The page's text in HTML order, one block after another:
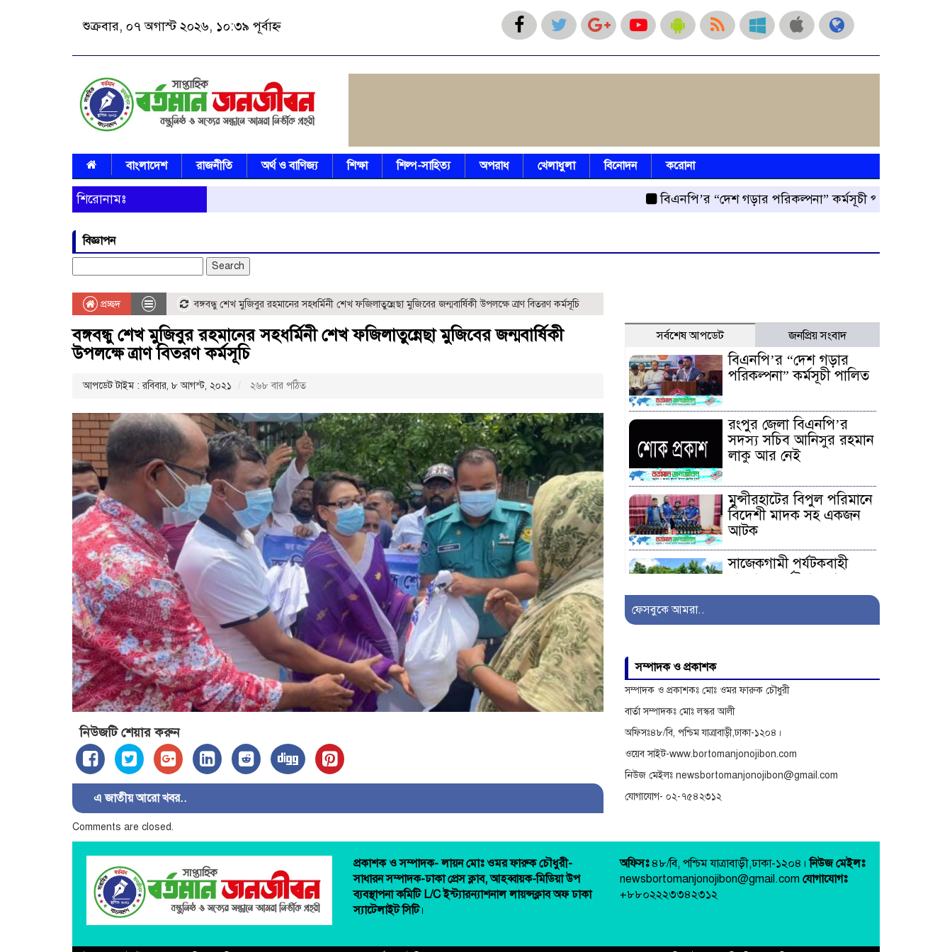
শুক্রবার, ০৭ অগাস্ট ২০২৬, ১০:৩৯ পূর্বাহ্ন
বাংলাদেশ রাজনীতি অর্থ ও বাণিজ্য শিক্ষা শিল্প-সাহিত্য অপরাধ খেলাধুলা বিনোদন করোনা
শিরোনামঃ বিএনপি’র “দেশ গড়ার পরিকল্পনা” কর্মসূচী পালিত
বিজ্ঞাপন
for:
প্রচ্ছদ বঙ্গবন্ধু শেখ মুজিবুর রহমানের সহধর্মিনী শেখ ফজিলাতুন্নেছা মুজিবের জন্মবার্ষিকী উপলক্ষে ত্রাণ বিতরণ কর্মসূচি
বঙ্গবন্ধু শেখ মুজিবুর রহমানের সহধর্মিনী শেখ ফজিলাতুন্নেছা মুজিবের জন্মবার্ষিকী
উপলক্ষে ত্রাণ বিতরণ কর্মসূচি
আপডেট টাইম : রবিবার, ৮ আগস্ট, ২০২১ ২৬৮ বার পঠিত
নিউজটি শেয়ার করুন
এ জাতীয় আরো খবর..
Comments are closed.
সর্বশেষ আপডেট জনপ্রিয় সংবাদ
বিএনপি’র “দেশ গড়ার
পরিকল্পনা” কর্মসূচী পালিত
রংপুর জেলা বিএনপি’র
সদস্য সচিব আনিসুর রহমান
লাকু আর নেই
মুন্সীরহাটের বিপুল পরিমানে
বিদেশী মাদক সহ একজন
আটক
সাজেকগামী পর্যটকবাহী
যানবাহন দুর্ঘটনায় আহতদের
উদ্ধারে সেনাবাহিনী
অনিয়ম ও দুর্নীতির
ফেসবুকে আমরা..
সম্পাদক ও প্রকাশক
সম্পাদক ও প্রকাশকঃ মোঃ ওমর ফারুক চৌধুরী
বার্তা সম্পাদকঃ মোঃ লস্কর আলী
অফিসঃ৪৮/বি, পশ্চিম যাত্রাবাড়ী,ঢাকা-১২০৪।
ওয়েব সাইট-www.bortomanjonojibon.com
নিউজ মেইলঃ newsbortomanjonojibon@gmail.com
যোগাযোগ- ০২-৭৫৪২৩১২
প্রকাশক ও সম্পাদক-লায়ন মোঃ ওমর ফারুক চৌধুরী-
সাধারন সম্পাদক-ঢাকা প্রেস ক্লাব, আহব্বায়ক-মিডিয়া উপ
ব্যবস্থাপনা কমিটি L/C ইন্ট্যারন্যাশনাল লায়ন্সক্লাব অফ ঢাকা
স্যাটেলাইট সিটি।
অফিসঃ৪৮/বি, পশ্চিম যাত্রাবাড়ী,ঢাকা-১২০৪।নিউজ মেইলঃ
newsbortomanjonojibon@gmail.comযোগাযোগঃ
+৮৮০২২২৩৩৪২৩১২